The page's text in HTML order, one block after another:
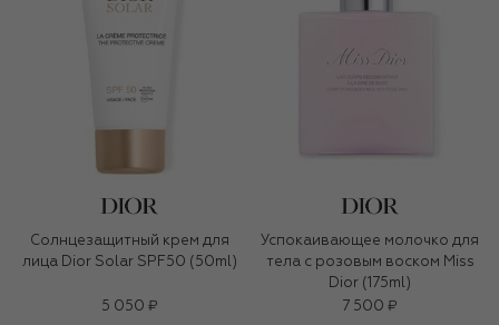
Солнцезащитный крем для
лица Dior Solar SPF50 (50ml)
5 050 ₽
Успокаивающее молочко для
тела с розовым воском Miss
Dior (175ml)
7 500 ₽